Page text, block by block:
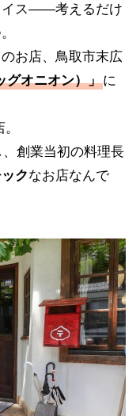
イス——考えるだけ
お店、鳥取市末広
グオニオン）」に
創業当初の料理長
クなお店なんで